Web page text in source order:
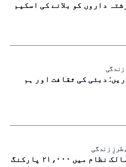
داروں کو بلانے کی اسکیم
زندگی
دبئی کی ثقافت اور ہم
طرزِ زندگی
دبئی میں سالک نظام میں ۲۱،۰۰۰ پارکنگ